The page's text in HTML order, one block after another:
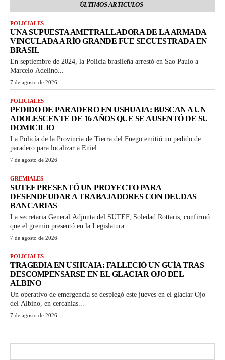
ÚLTIMOS ARTICULOS
POLICIALES
UNA SUPUESTA AMETRALLADORA DE LA ARMADA
VINCULADA A RÍO GRANDE FUE SECUESTRADA EN
BRASIL
En septiembre de 2024, la Policía brasileña arrestó en Sao Paulo a
Marcelo Adelino...
7 de agosto de 2026
POLICIALES
PEDIDO DE PARADERO EN USHUAIA: BUSCAN A UN
ADOLESCENTE DE 16 AÑOS QUE SE AUSENTÓ DE SU
DOMICILIO
La Policía de la Provincia de Tierra del Fuego emitió un pedido de
paradero para localizar a Eniel...
7 de agosto de 2026
GREMIALES
SUTEF PRESENTÓ UN PROYECTO PARA
DESENDEUDAR A TRABAJADORES CON DEUDAS
BANCARIAS
La secretaria General Adjunta del SUTEF, Soledad Rottaris, confirmó
que el gremio presentó en la Legislatura...
7 de agosto de 2026
POLICIALES
TRAGEDIA EN USHUAIA: FALLECIÓ UN GUÍA TRAS
DESCOMPENSARSE EN EL GLACIAR OJO DEL
ALBINO
Un operativo de emergencia se desplegó este jueves en el glaciar Ojo
del Albino, en cercanías...
7 de agosto de 2026